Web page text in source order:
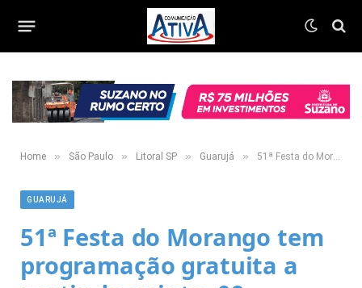
Home » São Paulo » Litoral SP » Guarujá » 51ª Festa do Morango tem programação gratuita a partir de quinta, 09
GUARUJÁ
51ª Festa do Morango tem
programação gratuita a